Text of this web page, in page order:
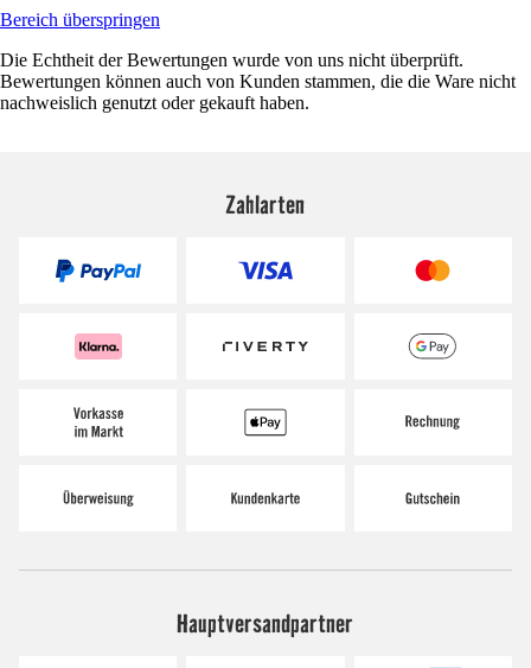
Bereich überspringen
Die Echtheit der Bewertungen wurde von uns nicht überprüft.
Bewertungen können auch von Kunden stammen, die die Ware nicht
nachweislich genutzt oder gekauft haben.
Zahlarten
Hauptversandpartner